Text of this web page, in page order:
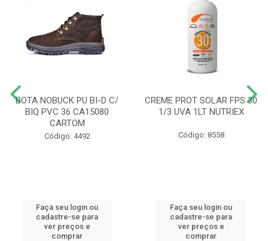
BOTA NOBUCK PU BI-D C/
BIQ PVC 36 CA15080
CARTOM
Código: 4492
Faça seu login ou
cadastre-se para
ver preços e
comprar
CREME PROT SOLAR FPS 30
1/3 UVA 1LT NUTRIEX
Código: 8558
Faça seu login ou
cadastre-se para
ver preços e
comprar